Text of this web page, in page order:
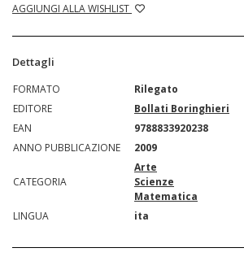
AGGIUNGI ALLA WISHLIST
Dettagli
FORMATO
Rilegato
EDITORE
Bollati Boringhieri
EAN
9788833920238
ANNO PUBBLICAZIONE
2009
CATEGORIA
Arte
Scienze
Matematica
LINGUA
ita